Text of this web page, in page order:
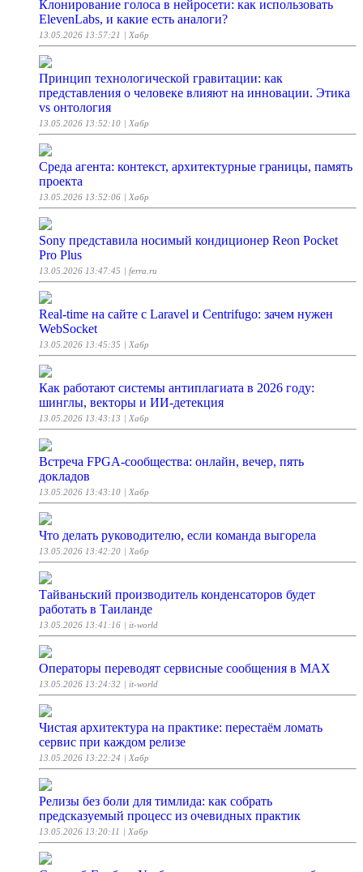
Клонирование голоса в нейросети: как использовать
ElevenLabs, и какие есть аналоги?
13.05.2026 13:57:21 | Хабр
Принцип технологической гравитации: как
представления о человеке влияют на инновации. Этика
vs онтология
13.05.2026 13:52:10 | Хабр
Среда агента: контекст, архитектурные границы, память
проекта
13.05.2026 13:52:06 | Хабр
Sony представила носимый кондиционер Reon Pocket
Pro Plus
13.05.2026 13:47:45 | ferra.ru
Real-time на сайте с Laravel и Centrifugo: зачем нужен
WebSocket
13.05.2026 13:45:35 | Хабр
Как работают системы антиплагиата в 2026 году:
шинглы, векторы и ИИ-детекция
13.05.2026 13:43:13 | Хабр
Встреча FPGA-сообщества: онлайн, вечер, пять
докладов
13.05.2026 13:43:10 | Хабр
Что делать руководителю, если команда выгорела
13.05.2026 13:42:20 | Хабр
Тайваньский производитель конденсаторов будет
работать в Таиланде
13.05.2026 13:41:16 | it-world
Операторы переводят сервисные сообщения в MAX
13.05.2026 13:24:32 | it-world
Чистая архитектура на практике: перестаём ломать
сервис при каждом релизе
13.05.2026 13:22:24 | Хабр
Релизы без боли для тимлида: как собрать
предсказуемый процесс из очевидных практик
13.05.2026 13:20:11 | Хабр